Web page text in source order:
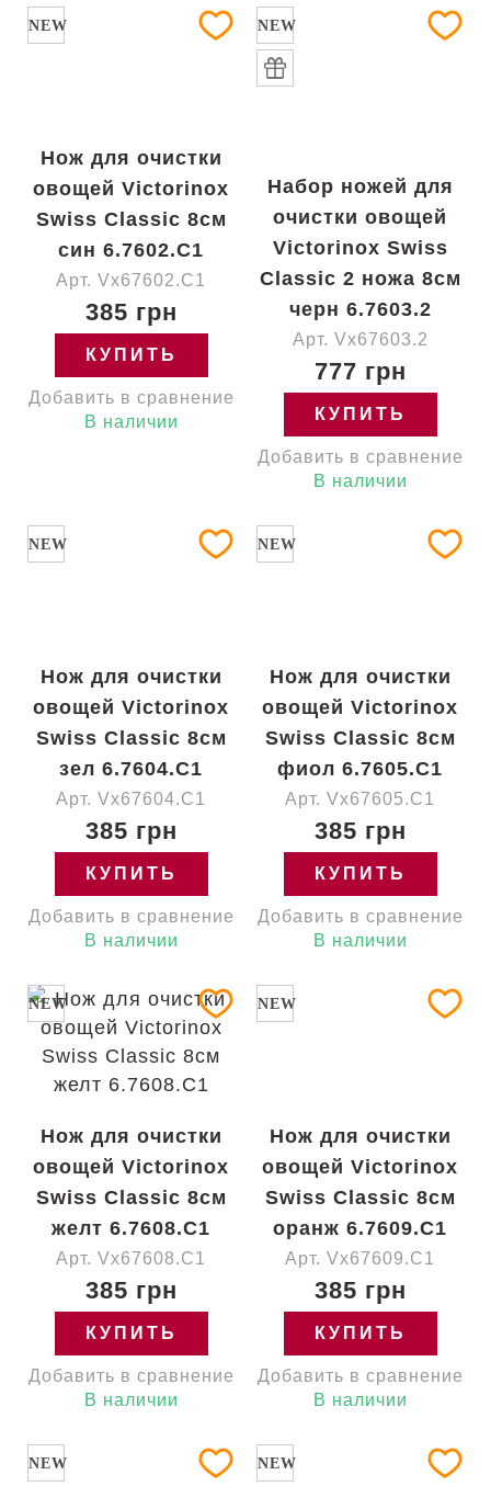
NEW
Нож для очистки
овощей Victorinox
Swiss Classic 8см
син 6.7602.C1
Арт. Vx67602.C1
385 грн
КУПИТЬ
Добавить в сравнение
В наличии
NEW
Набор ножей для
очистки овощей
Victorinox Swiss
Classic 2 ножа 8см
черн 6.7603.2
Арт. Vx67603.2
777 грн
КУПИТЬ
Добавить в сравнение
В наличии
NEW
Нож для очистки
овощей Victorinox
Swiss Classic 8см
зел 6.7604.C1
Арт. Vx67604.C1
385 грн
КУПИТЬ
Добавить в сравнение
В наличии
NEW
Нож для очистки
овощей Victorinox
Swiss Classic 8см
фиол 6.7605.C1
Арт. Vx67605.C1
385 грн
КУПИТЬ
Добавить в сравнение
В наличии
NEW
Нож для очистки
овощей Victorinox
Swiss Classic 8см
желт 6.7608.C1
Арт. Vx67608.C1
385 грн
КУПИТЬ
Добавить в сравнение
В наличии
NEW
Нож для очистки
овощей Victorinox
Swiss Classic 8см
оранж 6.7609.C1
Арт. Vx67609.C1
385 грн
КУПИТЬ
Добавить в сравнение
В наличии
NEW NEW